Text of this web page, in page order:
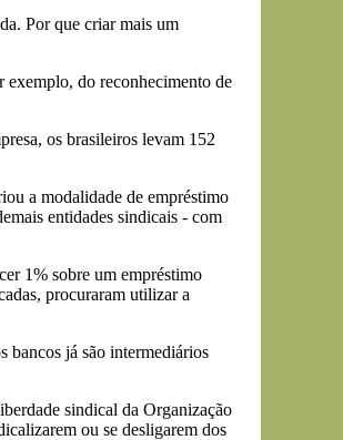
Por que criar mais um
do reconhecimento de
os brasileiros levam 152
a modalidade de empréstimo
entidades sindicais - com
1% sobre um empréstimo
procuraram utilizar a
bancos já são intermediários
sindical da Organização
ou se desligarem dos